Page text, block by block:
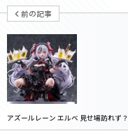
前の記事
アズールレーン エルベ 見せ場訪れず？